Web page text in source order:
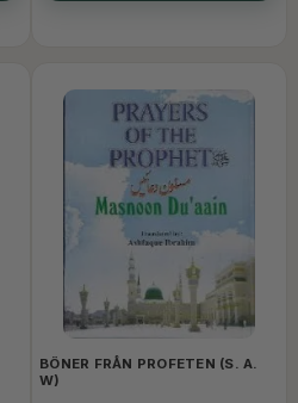
BÖNER FRÅN PROFETEN (S. A.
W)